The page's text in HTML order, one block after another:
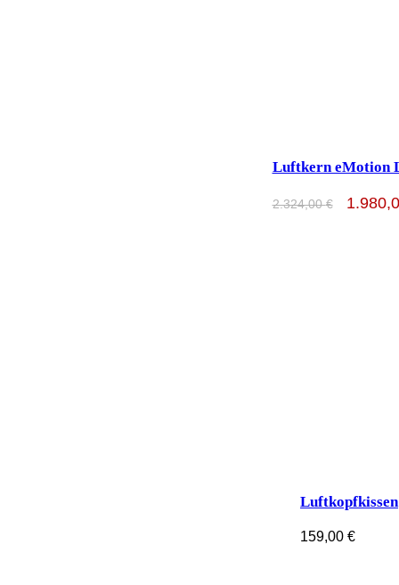
Luftkern eMotion
2.324,00€
Luftkopfkissen
159,00 €